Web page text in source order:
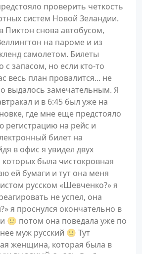
проверить четкость
систем Новой Зеландии.
Пиктон снова автобусом,
на пароме и из
самолетом. Билеты
с запасом, но если кто-то
весь план провалится... не
выдалось замечательным. Я
и в 6:45 был уже на
где мне еще предстояло
регистрацию на рейс и
билет на
в офис я увидел двух
была чистокровная
ей бумаги и тут она меня
русском «Шевченко?» я
не успел, она
я проснулся окончательно в
🙂 потом она поведала уже по
муж русский 🙂 Тут
женщина, которая была в